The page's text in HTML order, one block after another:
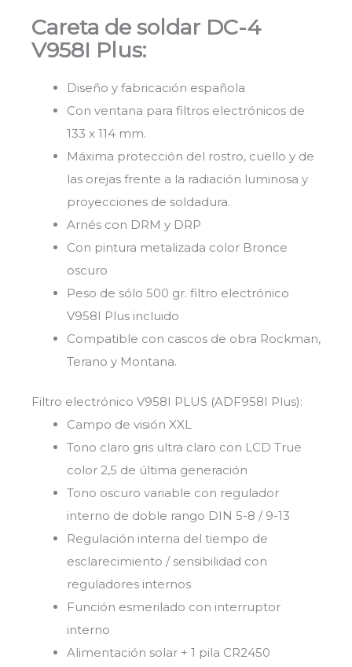
Careta de soldar DC-4
V958I Plus:
Diseño y fabricación española
Con ventana para filtros electrónicos de
133 x 114 mm.
Máxima protección del rostro, cuello y de
las orejas frente a la radiación luminosa y
proyecciones de soldadura.
Arnés con DRM y DRP
Con pintura metalizada color Bronce
oscuro
Peso de sólo 500 gr. filtro electrónico
V958I Plus incluido
Compatible con cascos de obra Rockman,
Terano y Montana.
Filtro electrónico V958I PLUS (ADF958I Plus):
Campo de visión XXL
Tono claro gris ultra claro con LCD True
color 2,5 de última generación
Tono oscuro variable con regulador
interno de doble rango DIN 5-8 / 9-13
Regulación interna del tiempo de
esclarecimiento / sensibilidad con
reguladores internos
Función esmerilado con interruptor
interno
Alimentación solar + 1 pila CR2450